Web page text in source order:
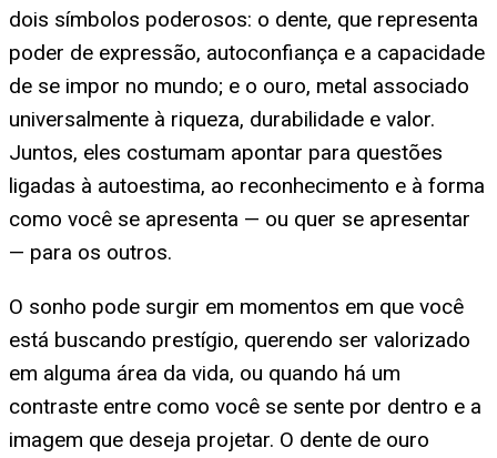
dois símbolos poderosos: o dente, que representa
poder de expressão, autoconfiança e a capacidade
de se impor no mundo; e o ouro, metal associado
universalmente à riqueza, durabilidade e valor.
Juntos, eles costumam apontar para questões
ligadas à autoestima, ao reconhecimento e à forma
como você se apresenta — ou quer se apresentar
— para os outros.
O sonho pode surgir em momentos em que você
está buscando prestígio, querendo ser valorizado
em alguma área da vida, ou quando há um
contraste entre como você se sente por dentro e a
imagem que deseja projetar. O dente de ouro